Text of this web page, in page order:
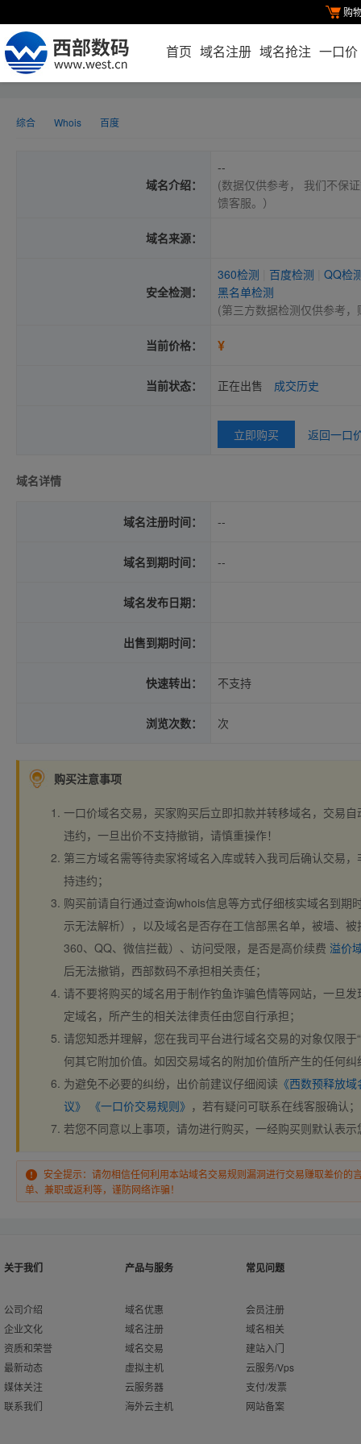
购
首页 域名注册 域名抢注 一口价
综合 Whois 百度
域名介绍：
--
(数据仅供参考， 我们不保
馈客服。）
域名来源：
安全检测：
360检测 百度检测
QQ检
黑名单检测
(第三方数据检测仅供参考
当前价格： ¥
当前状态： 正在出售 成交历史
立即购买 返回一口
域名详情
域名注册时间： --
域名到期时间： --
域名发布日期：
出售到期时间：
快速转出： 不支持
浏览次数： 次
购买注意事项
一口价域名交易，买家购买后立即扣款并转移域名，交易
违约，一旦出价不支持撤销，请慎重操作！
第三方域名需等待卖家将域名入库或转入我司后确认交易
持违约；
购买前请自行通过查询whois信息等方式仔细核实域名到期
示无法解析），以及域名是否存在工信部黑名单，被墙、
360、QQ、微信拦截）、访问受限，是否是高价续费 溢价
后无法撤销，西部数码不承担相关责任；
请不要将购买的域名用于制作钓鱼诈骗色情等网站，一旦
定域名，所产生的相关法律责任由您自行承担；
请您知悉并理解，您在我司平台进行域名交易的对象仅限于
何其它附加价值。如因交易域名的附加价值所产生的任何
为避免不必要的纠纷，出价前建议仔细阅读 《西数预释放
议》
《一口价交易规则》 ，若有疑问可联系在线客服确认；
若您不同意以上事项，请勿进行购买，一经购买则默认表
安全提示：请勿相信任何利用本站域名交易规则漏洞进行交易赚取差价的
单、兼职或返利等，谨防网络诈骗！
关于我们
公司介绍
企业文化
资质和荣誉
最新动态
媒体关注
联系我们
产品与服务
域名优惠
域名注册
域名交易
虚拟主机
云服务器
海外云主机
常见问题
会员注册
域名相关
建站入门
云服务/Vps
支付/发票
网站备案